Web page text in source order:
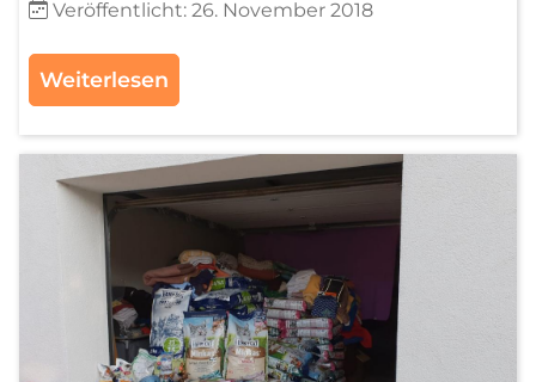
Details
Veröffentlicht: 26. November 2018
Weiterlesen